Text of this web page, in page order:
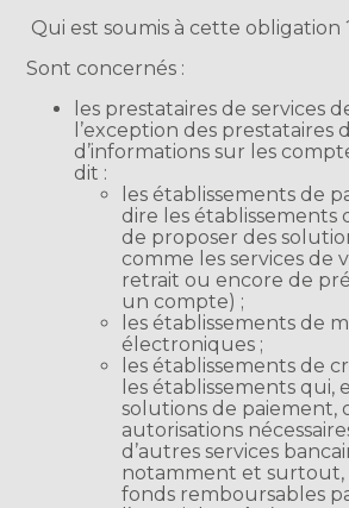
Qui est soumis à cette obligation
Sont concernés :
les prestataires de services
l’exception des prestataires
d’informations sur les
dit :
les établissements de
dire les établissements
de proposer des
comme les services de
retrait ou encore de
un compte) ;
les établissements de
électroniques ;
les établissements de
les établissements qui,
solutions de paiement,
autorisations
d’autres services
notamment et surtout,
fonds remboursables